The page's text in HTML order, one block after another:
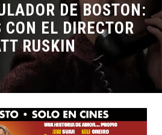
DE BOSTON:
EL DIRECTOR
RUSKIN